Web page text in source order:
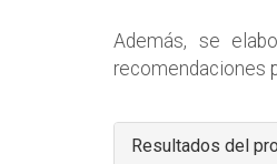
Además, se
recomendaciones
Hide
Resultados del